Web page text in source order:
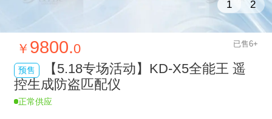
1 2
￥ 9800.0 已售6+
预售
【5.18专场活动】KD-X5全能王 遥
控生成防盗匹配仪
正常供应